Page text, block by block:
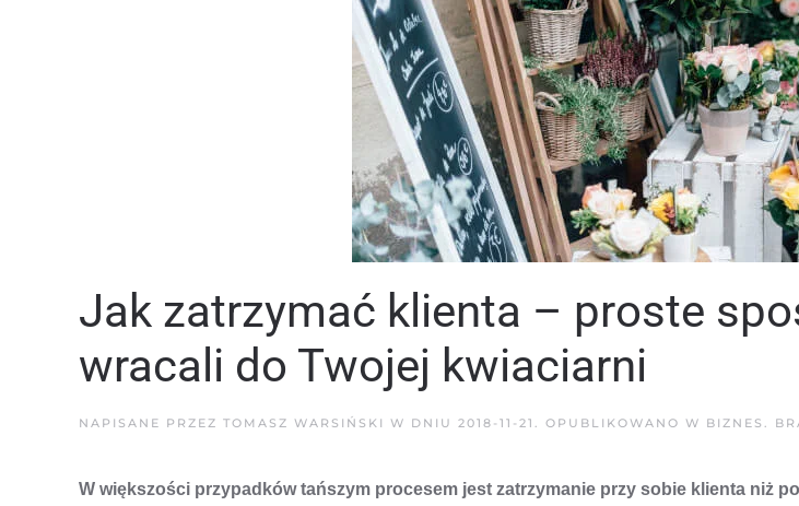
Jak zatrzymać klienta – proste
wracali do Twojej kwiaciarni
NAPISANE PRZEZ TOMASZ WARSIŃSKI W DNIU 2018-11-21 . OPUBLIKOWANO W BIZNES .
W większości przypadków tańszym procesem jest zatrzymanie przy sobie klienta niż